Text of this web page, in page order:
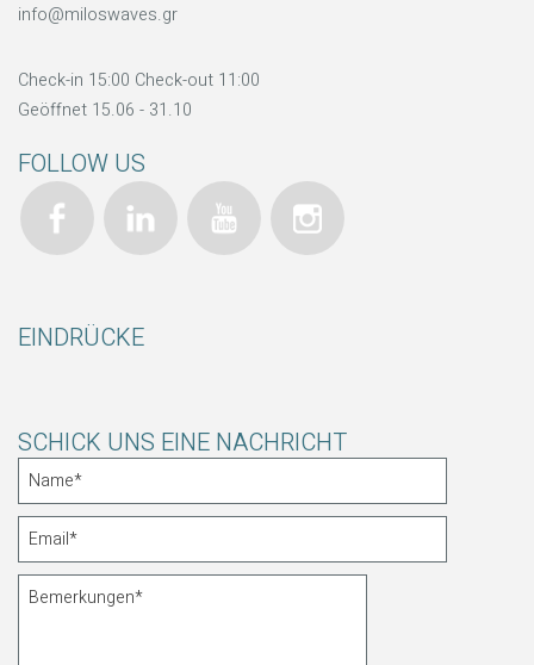
info@miloswaves.gr
Check-in 15:00 Check-out 11:00
Geöffnet 15.06 - 31.10
FOLLOW US
EINDRÜCKE
SCHICK UNS EINE NACHRICHT